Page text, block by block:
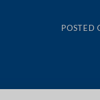
POSTED